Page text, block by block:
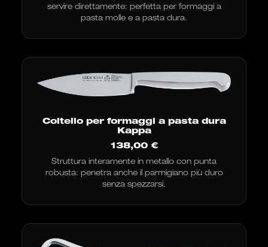
servire direttamente: perfetta per formaggi a
pasta molle e a pasta dura.
Coltello per formaggi a pasta dura
Kappa
138,00 €
Struttura interamente in metallo con punta
robusta: penetra anche il parmigiano più duro
senza spezzarsi.